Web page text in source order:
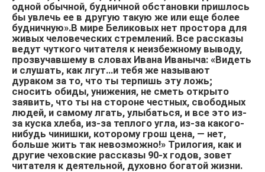
одной обычной, будничной обстановки пришлось
бы увлечь ее в другую такую же или еще более
будничную».В мире Беликовых нет простора для
живых человеческих стремлений. Все рассказы
ведут чуткого читателя к неизбежному выводу,
прозвучавшему в словах Ивана Иваныча: «Видеть
и слушать, как лгут…и тебя же называют
дураком за то, что ты терпишь эту ложь;
сносить обиды, унижения, не сметь открыто
заявить, что ты на стороне честных, свободных
людей, и самому лгать, улыбаться, и все это из-
за куска хлеба, из-за теплого угла, из-за какого-
нибудь чинишки, которому грош цена, — нет,
больше жить так невозможно!» Трилогия, как и
другие чеховские рассказы 90-х годов, зовет
читателя к деятельной, духовно богатой жизни.